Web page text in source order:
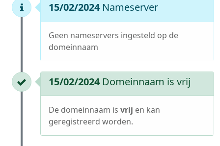
15/02/2024 Nameserver
Geen nameservers ingesteld op de
domeinnaam
15/02/2024 Domeinnaam is vrij
De domeinnaam is vrij en kan
geregistreerd worden.